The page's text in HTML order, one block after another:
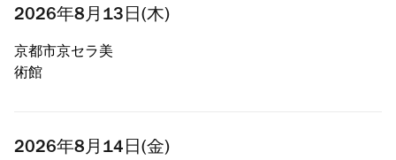
2026年8月13日(木)
京都市京セラ美
術館
2026年8月14日(金)